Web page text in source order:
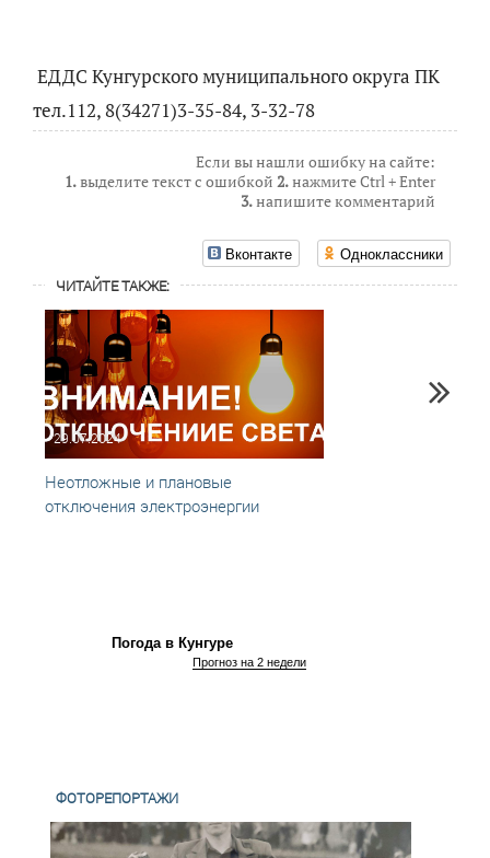
ЕДДС Кунгурского муниципального округа ПК
тел.112, 8(34271)3-35-84, 3-32-78
Если вы нашли ошибку на сайте:
1.выделите текст с ошибкой 2.нажмите Ctrl + Enter
3.напишите комментарий
Вконтакте Одноклассники
ЧИТАЙТЕ ТАКЖЕ:
29.07.2024
Неотложные и плановые
отключения электроэнергии
Погода в Кунгуре
Прогноз на 2 недели
ФОТОРЕПОРТАЖИ